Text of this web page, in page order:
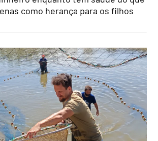
como herança para os filhos